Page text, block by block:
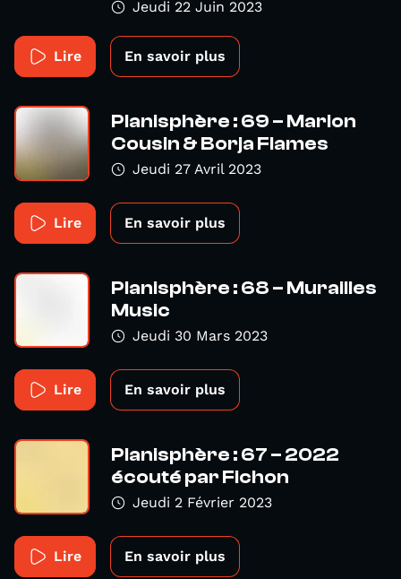
Jeudi 22 Juin 2023
Lire En savoir plus
Planisphère : 69 – Marion
Cousin & Borja Flames
Jeudi 27 Avril 2023
Lire En savoir plus
Planisphère : 68 – Murailles
Music
Jeudi 30 Mars 2023
Lire En savoir plus
Planisphère : 67 – 2022
écouté par Fichon
Jeudi 2 Février 2023
Lire En savoir plus